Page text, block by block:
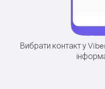
Вибрати контакт у